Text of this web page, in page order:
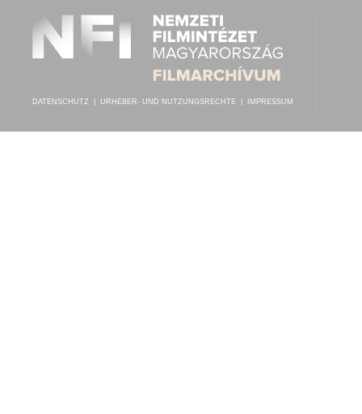
DATENSCHUTZ URHEBER- UND NUTZUNGSRECHTE IMPRESSUM